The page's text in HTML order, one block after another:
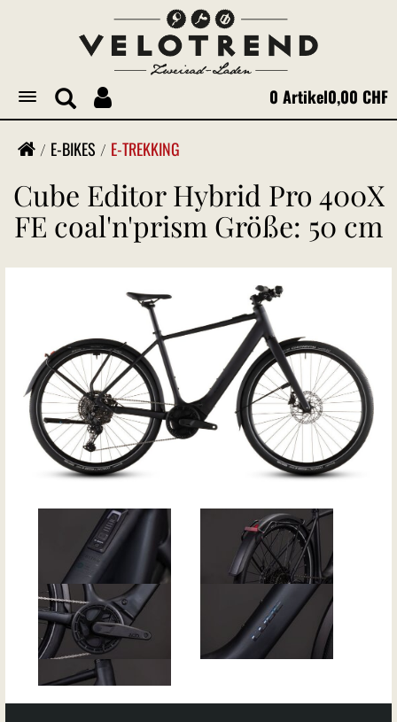
Toggle
navigation
0 Artikel0,00 CHF
E-BIKES E-TREKKING
Cube Editor Hybrid Pro 400X
FE coal'n'prism Größe: 50 cm